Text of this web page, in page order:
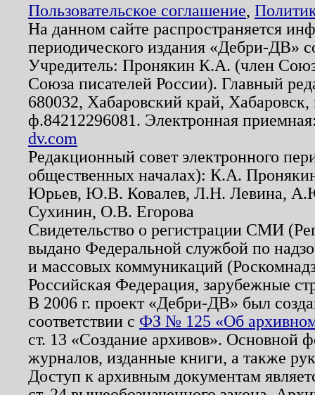
Пользовательское соглашение,
На данном сайте распространяется
периодического издания «Дебри-ДВ»
Учредитель: Пронякин К.А. (член
Союза писателей России). Главный
680032, Хабаровский край,
ф.84212296081. Электронная
dv.com
Редакционный совет электронного
общественных началах): К.А.
Юрьев, Ю.В. Ковалев, Л.Н. Левина,
Сухинин, О.В. Егорова
Свидетельство о регистрации СМИ
выдано Федеральной службой по
и массовых коммуникаций
Российская Федерация, зарубежные
В 2006 г. проект «Дебри-ДВ» был
соответствии с ФЗ № 125 «Об
ст. 13 «Создание архивов». Основной
журналов, изданные книги, а также
Доступ к архивным документам